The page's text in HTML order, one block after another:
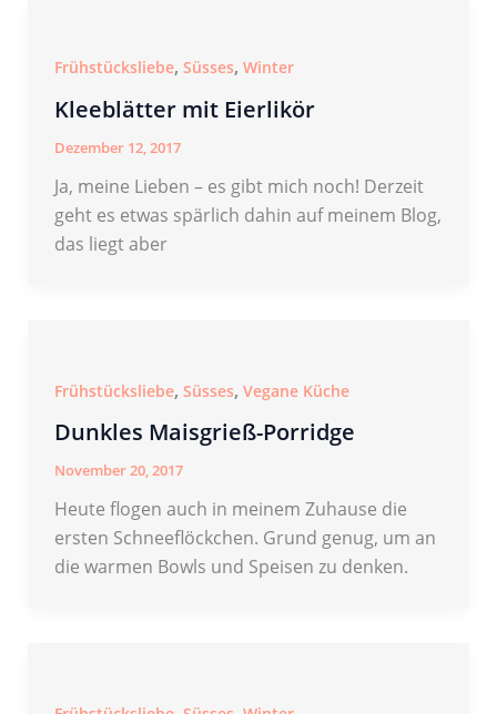
Frühstücksliebe, Süsses, Winter
Kleeblätter mit Eierlikör
Dezember 12, 2017
Ja, meine Lieben – es gibt mich noch! Derzeit
geht es etwas spärlich dahin auf meinem Blog,
das liegt aber
Frühstücksliebe, Süsses, Vegane Küche
Dunkles Maisgrieß-Porridge
November 20, 2017
Heute flogen auch in meinem Zuhause die
ersten Schneeflöckchen. Grund genug, um an
die warmen Bowls und Speisen zu denken.